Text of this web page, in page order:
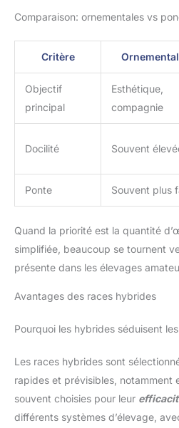
Comparaison: ornementales vs
Critère
Objectif
principal
Esthétique,
compagnie
Docilité Souvent
Ponte Souvent plus
Quand la priorité est la quantité
simplifiée, beaucoup se tournent
présente dans les élevages
Avantages des races hybrides
Pourquoi les hybrides séduisent
Les races hybrides sont
rapides et prévisibles, notamment
souvent choisies pour leur
différents systèmes d’élevage,